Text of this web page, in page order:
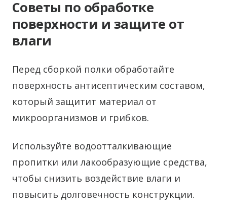
Советы по обработке
поверхности и защите от
влаги
Перед сборкой полки обработайте
поверхность антисептическим составом,
который защитит материал от
микроорганизмов и грибков.
Используйте водоотталкивающие
пропитки или лакообразующие средства,
чтобы снизить воздействие влаги и
повысить долговечность конструкции.